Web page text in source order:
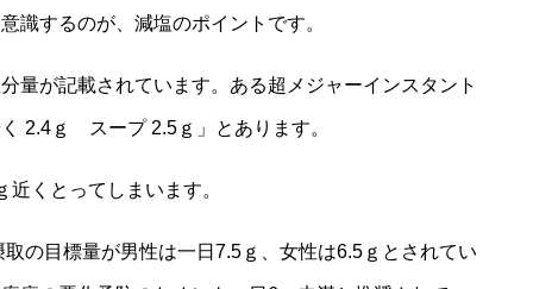
識するのが、減塩のポイントです。
量が記載されています。ある超メジャーインスタント
2.4ｇ スープ 2.5ｇ」とあります。
くとってしまいます。
の目標量が男性は一日7.5ｇ、女性は6.5ｇとされてい